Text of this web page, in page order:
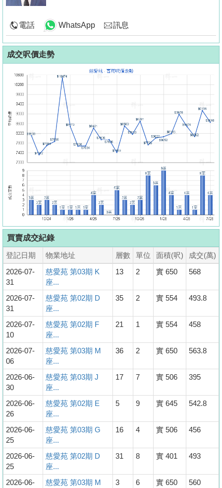
電話 WhatsApp 訊息
成交呎價走勢
買賣成交紀錄
登記日期 物業地址 層數 單位 面積(呎)
成交(萬)
2026-07-
31
慈愛苑 第03期 K
座...
13 2 實 650 568
2026-07-
31
慈愛苑 第02期 D
座...
35 2 實 554 493.8
2026-07-
10
慈愛苑 第02期 F
座...
21 1 實 554 458
2026-07-
06
慈愛苑 第03期 M
座...
36 2 實 650 563.8
2026-06-
30
慈愛苑 第03期 J
座...
17 7 實 506 395
2026-06-
26
慈愛苑 第02期 E
座...
5 9 實 645 542.8
2026-06-
25
慈愛苑 第03期 G
座...
16 4 實 506 456
2026-06-
25
慈愛苑 第02期 D
座...
31 8 實 401 493
2026-06-
慈愛苑 第03期 M
3 6 實 650 560